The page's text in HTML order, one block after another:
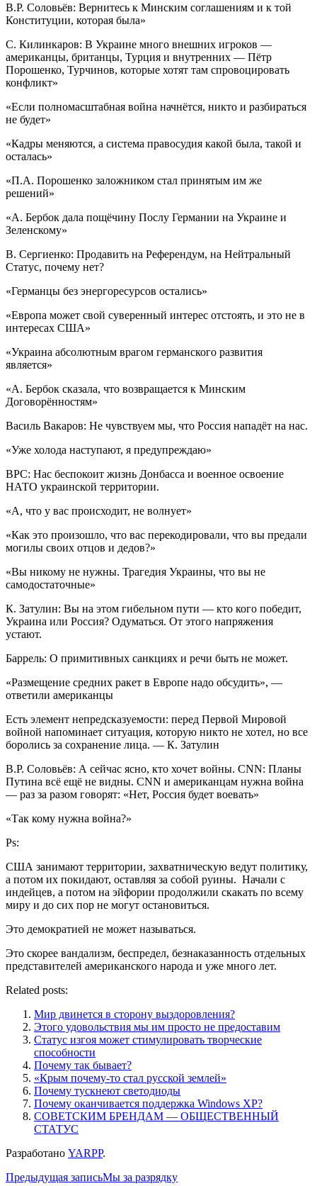
В.Р. Соловьёв: Вернитесь к Минским соглашениям и к той
Конституции, которая была»
С. Килинкаров: В Украине много внешних игроков —
американцы, британцы, Турция и внутренних — Пётр
Порошенко, Турчинов, которые хотят там спровоцировать
конфликт»
«Если полномасштабная война начнётся, никто и разбираться
не будет»
«Кадры меняются, а система правосудия какой была, такой и
осталась»
«П.А. Порошенко заложником стал принятым им же
решений»
«А. Бербок дала пощёчину Послу Германии на Украине и
Зеленскому»
В. Сергиенко: Продавить на Референдум, на Нейтральный
Статус, почему нет?
«Германцы без энергоресурсов остались»
«Европа может свой суверенный интерес отстоять, и это не в
интересах США»
«Украина абсолютным врагом германского развития
является»
«А. Бербок сказала, что возвращается к Минским
Договорённостям»
Василь Вакаров: Не чувствуем мы, что Россия нападёт на нас.
«Уже холода наступают, я предупреждаю»
ВРС: Нас беспокоит жизнь Донбасса и военное освоение
НАТО украинской территории.
«А, что у вас происходит, не волнует»
«Как это произошло, что вас перекодировали, что вы предали
могилы своих отцов и дедов?»
«Вы никому не нужны. Трагедия Украины, что вы не
самодостаточные»
К. Затулин: Вы на этом гибельном пути — кто кого победит,
Украина или Россия? Одуматься. От этого напряжения
устают.
Баррель: О примитивных санкциях и речи быть не может.
«Размещение средних ракет в Европе надо обсудить», —
ответили американцы
Есть элемент непредсказуемости: перед Первой Мировой
войной напоминает ситуация, которую никто не хотел, но все
боролись за сохранение лица. — К. Затулин
В.Р. Соловьёв: А сейчас ясно, кто хочет войны. CNN: Планы
Путина всё ещё не видны. CNN и американцам нужна война
— раз за разом говорят: «Нет, Россия будет воевать»
«Так кому нужна война?»
Ps:
США занимают территории, захватническую ведут политику,
а потом их покидают, оставляя за собой руины. Начали с
индейцев, а потом на эйфории продолжили скакать по всему
миру и до сих пор не могут остановиться.
Это демократией не может называться.
Это скорее вандализм, беспредел, безнаказанность отдельных
представителей американского народа и уже много лет.
Related posts:
Мир двинется в сторону выздоровления?
Этого удовольствия мы им просто не предоставим
Статус изгоя может стимулировать творческие
способности
Почему так бывает?
«Крым почему-то стал русской землей»
Почему тускнеют светодиоды
Почему оканчивается поддержка Windows XP?
СОВЕТСКИМ БРЕНДАМ — ОБЩЕСТВЕННЫЙ
СТАТУС
Разработано YARPP.
Навигация
Предыдущая записьМы за разрядку